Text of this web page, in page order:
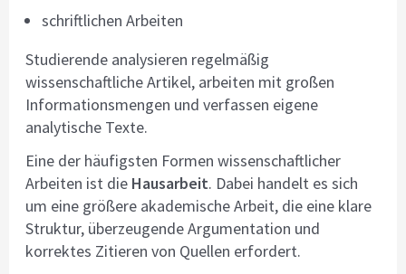
schriftlichen Arbeiten
Studierende analysieren regelmäßig
wissenschaftliche Artikel, arbeiten mit großen
Informationsmengen und verfassen eigene
analytische Texte.
Eine der häufigsten Formen wissenschaftlicher
Arbeiten ist die Hausarbeit. Dabei handelt es sich
um eine größere akademische Arbeit, die eine klare
Struktur, überzeugende Argumentation und
korrektes Zitieren von Quellen erfordert.